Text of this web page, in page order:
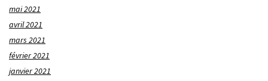
mai 2021
avril 2021
mars 2021
février 2021
janvier 2021